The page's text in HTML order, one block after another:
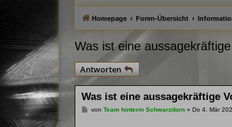
Homepage Foren-Übersicht
Was ist eine
Antworten
Was ist eine aussagekräftige
Bvon Team hinterm Schwarzdorn» Do 4. Mär